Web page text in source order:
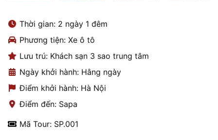
Thời gian: 2 ngày 1 đêm
Phương tiện: Xe ô tô
Lưu trú: Khách sạn 3 sao trung tâm
Ngày khởi hành: Hằng ngày
Điểm khởi hành: Hà Nội
Điểm đến: Sapa
Mã Tour: SP.001